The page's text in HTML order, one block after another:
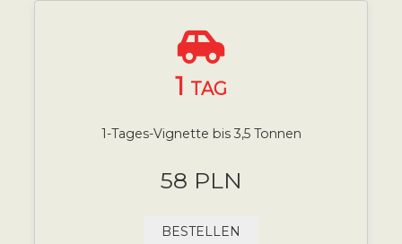
1 TAG
1-Tages-Vignette bis 3,5 Tonnen
58 PLN
BESTELLEN